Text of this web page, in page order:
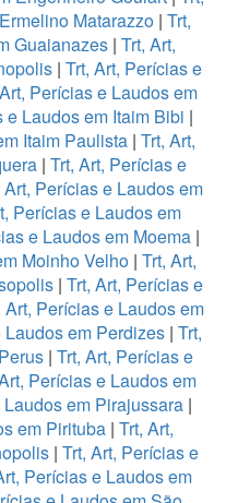
Matarazzo | Trt,
Guaianazes | Trt, Art,
| Trt, Art, Perícias e
Perícias e Laudos em
e Laudos em Itaim Bibi |
Itaim Paulista | Trt, Art,
| Trt, Art, Perícias e
Art, Perícias e Laudos em
Perícias e Laudos em
e Laudos em Moema|
Moinho Velho | Trt, Art,
| Trt, Art, Perícias e
Art, Perícias e Laudos em
Laudos em Perdizes | Trt,
| Trt, Art, Perícias e
Perícias e Laudos em
em Pirajussara |
em Pirituba| Trt, Art,
| Trt, Art, Perícias e
Perícias e Laudos em